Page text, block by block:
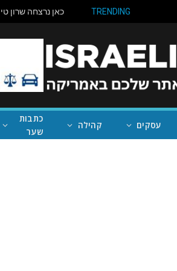
TRENDING
עסקים קהילה
כתבות
שער